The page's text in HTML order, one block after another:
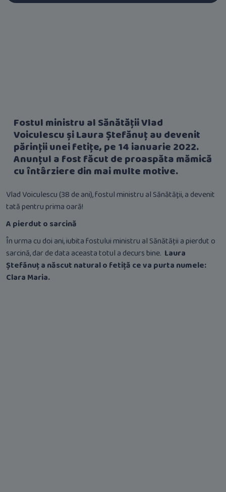
Fostul ministru al Sănătății Vlad
Voiculescu și Laura Ștefănuț au devenit
părinții unei fetițe, pe 14 ianuarie 2022.
Anunțul a fost făcut de proaspăta mămică
cu întârziere din mai multe motive.
Vlad Voiculescu (38 de ani), fostul ministru al Sănătăţii, a devenit
tată pentru prima oară!
A pierdut o sarcină
În urma cu doi ani, iubita fostului ministru al Sănătății a pierdut o
sarcină, dar de data aceasta totul a decurs bine. Laura
Ștefănuț a născut natural o fetiță ce va purta numele:
Clara Maria.